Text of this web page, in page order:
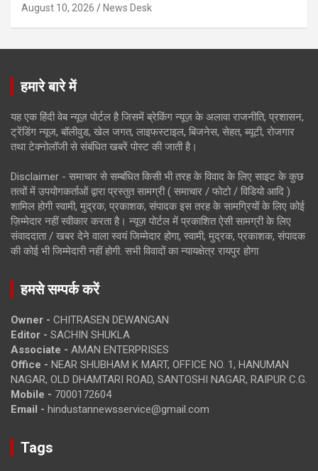
August 10, 2026 News Desk
हमारे बारे में
यह एक हिंदी वेब न्यूज़ पोर्टल है जिसमें ब्रेकिंग न्यूज़ के अलावा राजनीति, प्रशासन,
ट्रेंडिंग न्यूज, बॉलीवुड, खेल जगत, लाइफस्टाइल, बिजनेस, सेहत, ब्यूटी, रोजगार
तथा टेक्नोलॉजी से संबंधित खबरें पोस्ट की जाती है।
Disclaimer - समाचार से सम्बंधित किसी भी तरह के विवाद के लिए साइट के कुछ
तत्वों में उपयोगकर्ताओं द्वारा प्रस्तुत सामग्री ( समाचार / फोटो / विडियो आदि )
शामिल होगी स्वामी, मुद्रक, प्रकाशक, संपादक इस तरह के सामग्रियों के लिए कोई
ज़िम्मेदार नहीं स्वीकार करता है। न्यूज़ पोर्टल में प्रकाशित ऐसी सामग्री के लिए
संवाददाता / खबर देने वाला स्वयं जिम्मेदार होगा, स्वामी, मुद्रक, प्रकाशक, संपादक
की कोई भी जिम्मेदारी नहीं होगी. सभी विवादों का न्यायक्षेत्र रायपुर होगा
हमसे सम्पर्क करें
Owner - CHITRASEN DEWANGAN
Editor - SACHIN SHUKLA
Associate - AMAN ENTERPRISES
Office - NEAR SHUBHAM K MART, OFFICE NO. 1, HANUMAN
NAGAR, OLD DHAMTARI ROAD, SANTOSHI NAGAR, RAIPUR C.G.
Mobile - 7000172604
Email - hindustannewsservice@gmail.com
Tags